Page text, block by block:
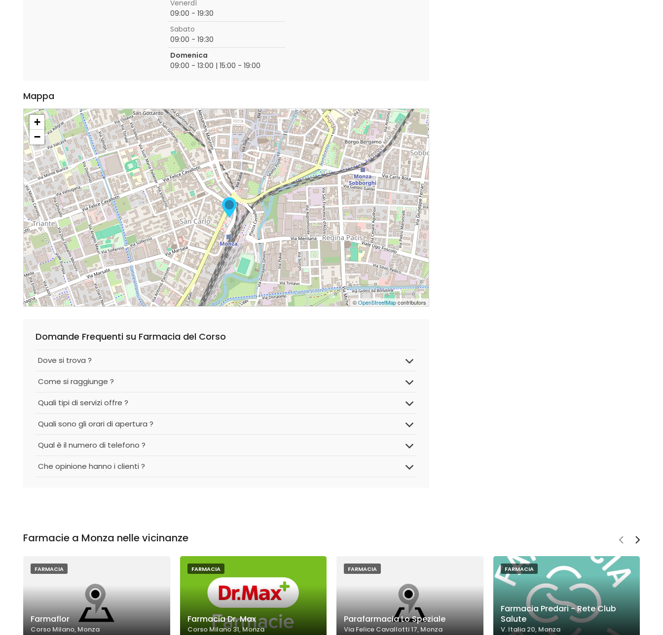
Venerdì
09:00 - 19:30
Sabato
09:00 - 19:30
Domenica
09:00 - 13:00 | 15:00 - 19:00
Mappa
+
−
©OpenStreetMapcontributors
Domande Frequenti su Farmacia del Corso
Dove si trova ?
Come si raggiunge ?
Quali tipi di servizi offre ?
Quali sono gli orari di apertura ?
Qual è il numero di telefono ?
Che opinione hanno i clienti ?
Farmacie a Monza nelle vicinanze
FARMACIA
Farmaflor
Corso Milano, Monza
FARMACIA
Farmacia Dr. Max
Corso Milano 31, Monza
FARMACIA
Parafarmacia Lo Speziale
Via Felice Cavallotti 17, Monza
FARMACIA
Farmacia Predari - Rete Club
Salute
V. Italia 20, Monza